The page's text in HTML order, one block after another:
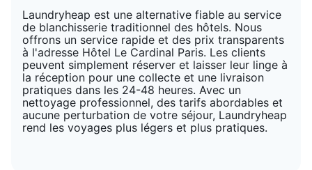
Laundryheap est une alternative fiable au service
de blanchisserie traditionnel des hôtels. Nous
offrons un service rapide et des prix transparents
à l'adresse Hôtel Le Cardinal Paris. Les clients
peuvent simplement réserver et laisser leur linge à
la réception pour une collecte et une livraison
pratiques dans les 24-48 heures. Avec un
nettoyage professionnel, des tarifs abordables et
aucune perturbation de votre séjour, Laundryheap
rend les voyages plus légers et plus pratiques.